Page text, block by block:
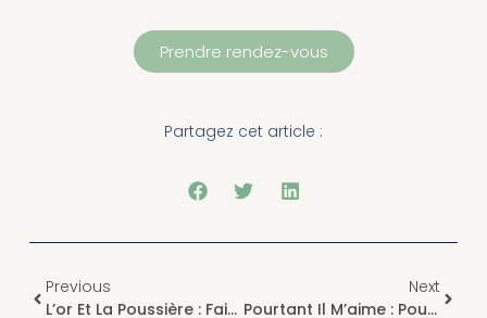
Prendre rendez-vous
Partagez cet article :
Previous
L’or Et La Poussière : Faire Le Tri En Soi Avant 2026
Next
Pourtant Il M’aime : Pourquoi Est-Il Si Difficile De Sortir De L’emprise Amoureuse ?